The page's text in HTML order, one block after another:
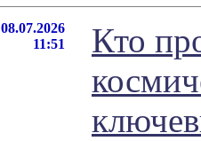
08.07.2026
11:51
Кто